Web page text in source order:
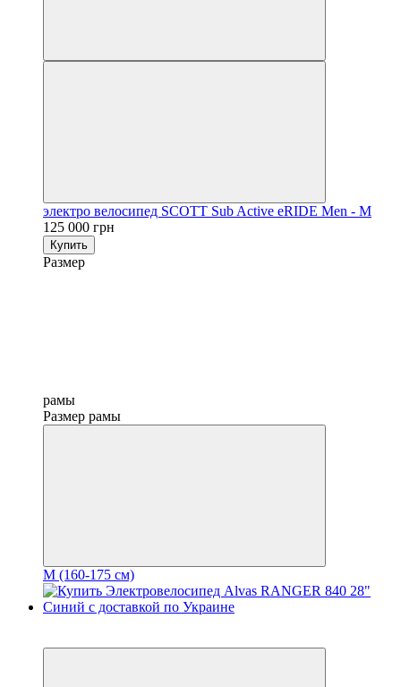
электро велосипед SCOTT Sub Active eRIDE Men - M
125 000 грн
Купить
Размер
рамы
Размер рамы
M (160-175 см)